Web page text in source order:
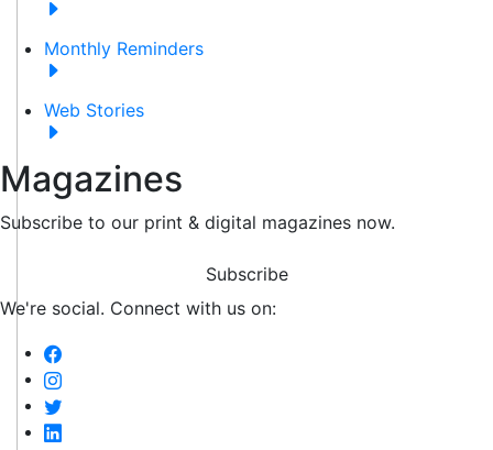
Monthly Reminders
Web Stories
Magazines
Subscribe to our print & digital magazines now.
Subscribe
We're social. Connect with us on: